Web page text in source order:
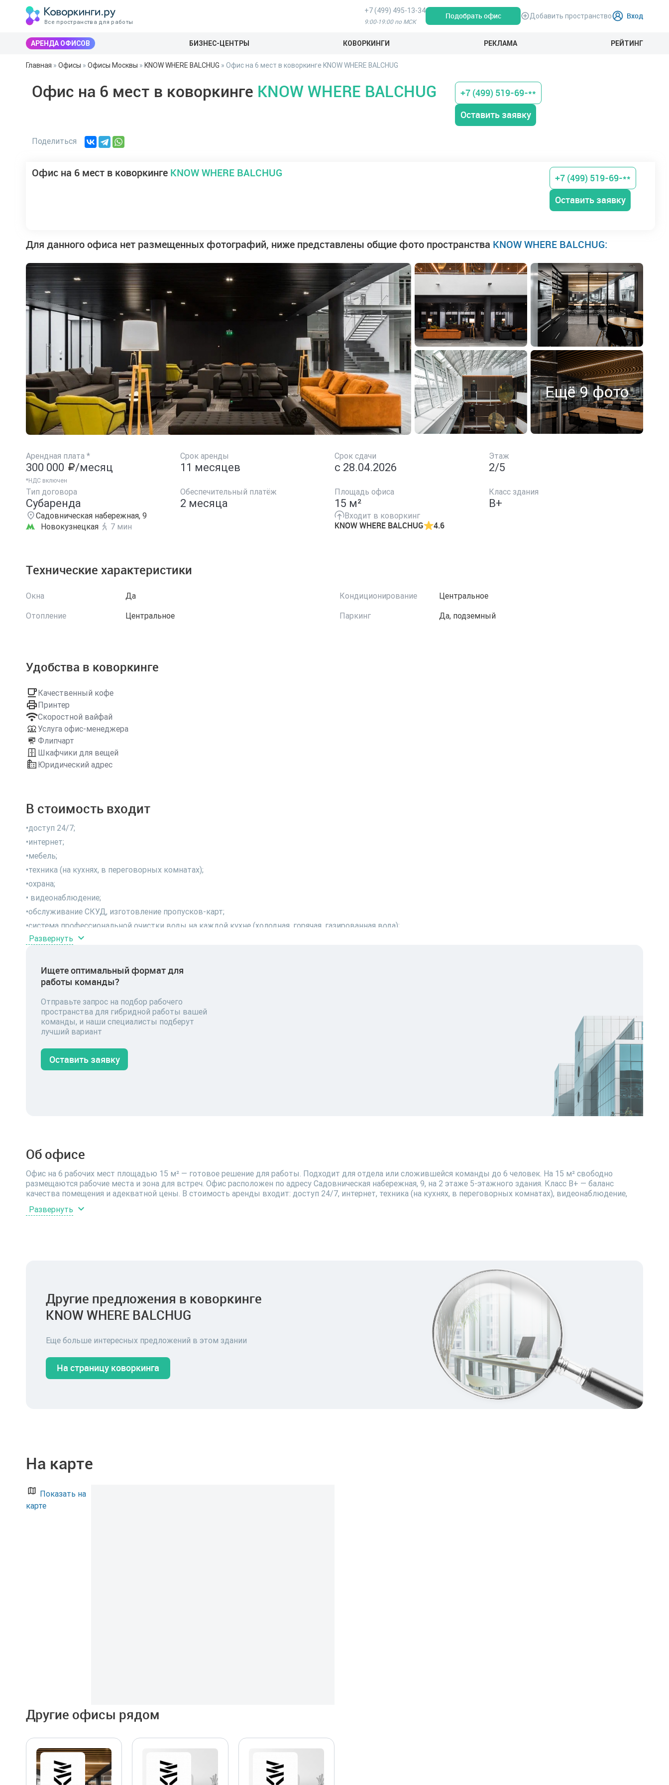
Все пространства для работы
+7 (499) 495-13-34
9:00-19:00 по МСК
Подобрать офис Добавить пространство Вход
АРЕНДА ОФИСОВ БИЗНЕС-ЦЕНТРЫ КОВОРКИНГИ РЕКЛАМА РЕЙТИНГ
Главная » Офисы » Офисы Москвы » KNOW WHERE BALCHUG » Офис на 6 мест в коворкинге KNOW WHERE BALCHUG
Офис на 6 мест в коворкинге KNOW WHERE BALCHUG
Поделиться
+7 (499) 519-69-**
Оставить заявку
Офис на 6 мест в коворкинге KNOW WHERE BALCHUG
+7 (499) 519-69-**
Оставить заявку
Для данного офиса нет размещенных фотографий, ниже представлены общие фото пространства KNOW WHERE BALCHUG:
Ещё 9 фото
Арендная плата *
300 000 /месяц
*НДС включен
Срок аренды
11 месяцев
Срок сдачи
с 28.04.2026
Этаж
2/5
Тип договора
Субаренда
Обеспечительный платёж
2 месяца
Площадь офиса
15 м²
Класс здания
B+
Садовническая набережная, 9
Новокузнецкая
7 мин
Входит в коворкинг
KNOW WHERE BALCHUG 4.6
Технические характеристики
Окна
Да
Отопление
Центральное
Кондиционирование
Центральное
Паркинг
Да, подземный
Удобства в коворкинге
Качественный кофе
Принтер
Скоростной вайфай
Услуга офис-менеджера
Флипчарт
Шкафчики для вещей
Юридический адрес
В стоимость входит
•доступ 24/7;
•интернет;
•мебель;
•техника (на кухнях, в переговорных комнатах);
•охрана;
• видеонаблюдение;
•обслуживание СКУД, изготовление пропусков-карт;
•система профессиональной очистки воды на каждой кухне (холодная, горячая, газированная вода);
•коммунальные услуги;
•эксплуатация;
•мелкий ремонт/обеспечение;
•зерновой кофе, обслуживание кофемашины.
Развернуть
Ищете оптимальный формат для
работы команды?
Отправьте запрос на подбор рабочего
пространства для гибридной работы вашей
команды, и наши специалисты подберут
лучший вариант
Оставить заявку
Об офисе
Офис на 6 рабочих мест площадью 15 м² — готовое решение для работы. Подходит для отдела или сложившейся команды до 6 человек. На 15 м² свободно
размещаются рабочие места и зона для встреч. Офис расположен по адресу Садовническая набережная, 9, на 2 этаже 5-этажного здания. Класс B+ — баланс
качества помещения и адекватной цены. В стоимость аренды входит: доступ 24/7, интернет, техника (на кухнях, в переговорных комнатах), видеонаблюдение,
и лаунж-зонам. Коворкинг избавляет от забот классической аренды — ремонт, мебель и техническое обслуживание уже на стороне площадки. Коммунальные
Развернуть
Другие предложения в коворкинге
KNOW WHERE BALCHUG
Еще больше интересных предложений в этом здании
На страницу коворкинга
На карте
Показать на
карте
Другие офисы рядом